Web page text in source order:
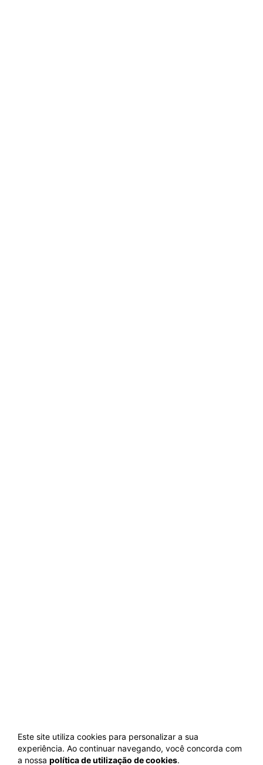
Este site utiliza cookies para personalizar a sua
experiência. Ao continuar navegando, você concorda com
a nossa política de utilização de cookies.